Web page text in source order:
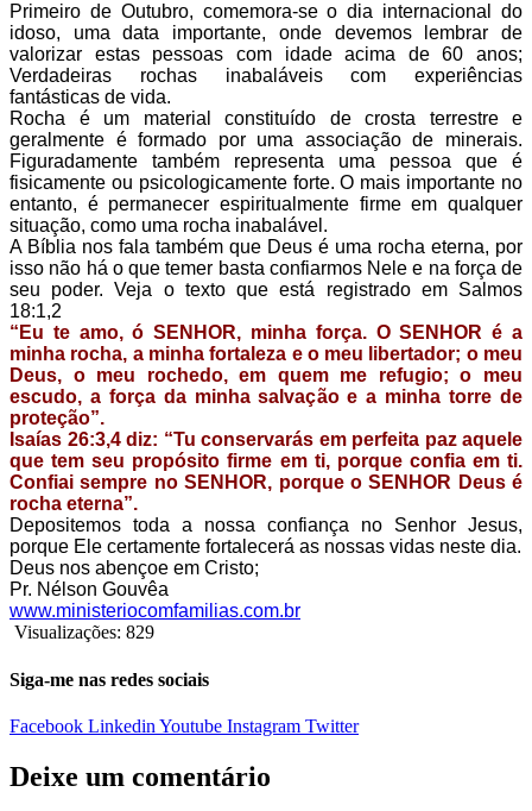
Primeiro de Outubro, comemora-se o dia internacional do
idoso, uma data importante, onde devemos lembrar de
valorizar estas pessoas com idade acima de 60 anos;
Verdadeiras rochas inabaláveis com experiências
fantásticas de vida.
Rocha é um material constituído de crosta terrestre e
geralmente é formado por uma associação de minerais.
Figuradamente também representa uma pessoa que é
fisicamente ou psicologicamente forte. O mais importante no
entanto, é permanecer espiritualmente firme em qualquer
situação, como uma rocha inabalável.
A Bíblia nos fala também que Deus é uma rocha eterna, por
isso não há o que temer basta confiarmos Nele e na força de
seu poder. Veja o texto que está registrado em Salmos
18:1,2
“Eu te amo, ó SENHOR, minha força. O SENHOR é a
minha rocha, a minha fortaleza e o meu libertador; o meu
Deus, o meu rochedo, em quem me refugio; o meu
escudo, a força da minha salvação e a minha torre de
proteção”.
Isaías 26:3,4 diz: “Tu conservarás em perfeita paz aquele
que tem seu propósito firme em ti, porque confia em ti.
Confiai sempre no SENHOR, porque o SENHOR Deus é
rocha eterna”.
Depositemos toda a nossa confiança no Senhor Jesus,
porque Ele certamente fortalecerá as nossas vidas neste dia.
Deus nos abençoe em Cristo;
Pr. Nélson Gouvêa
www.ministeriocomfamilias.com.br
Visualizações: 829
Siga-me nas redes sociais
Facebook Linkedin Youtube Instagram Twitter
Deixe um comentário